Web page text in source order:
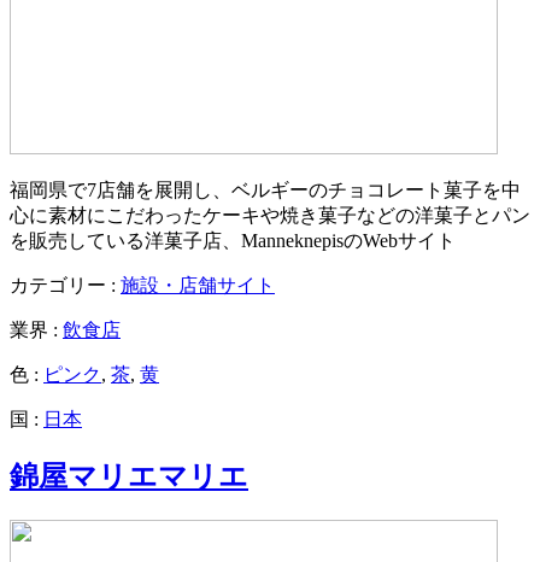
福岡県で7店舗を展開し、ベルギーのチョコレート菓子を中
心に素材にこだわったケーキや焼き菓子などの洋菓子とパン
を販売している洋菓子店、ManneknepisのWebサイト
カテゴリー : 施設・店舗サイト
業界 : 飲食店
色 : ピンク, 茶, 黄
国 : 日本
錦屋マリエマリエ